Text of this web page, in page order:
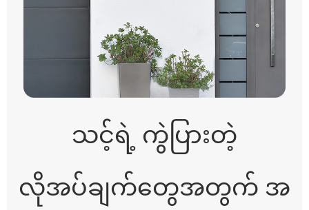
သင့်ရဲ့ ကွဲပြားတဲ့
လိုအပ်ချက်တွေအတွက် အ